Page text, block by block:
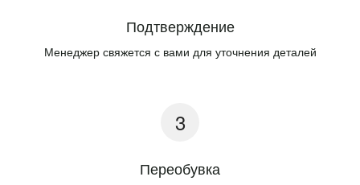
Подтверждение
Менеджер свяжется с вами для уточнения деталей
Переобувка